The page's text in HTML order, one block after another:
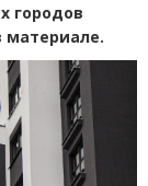
городов
материале.